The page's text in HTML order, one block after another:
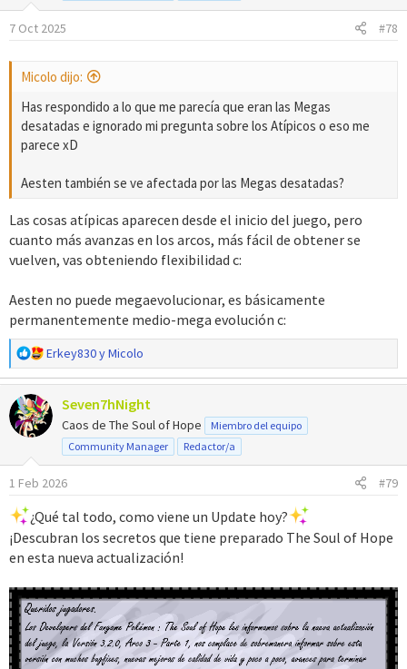
7 Oct 2025 #78
Micolo dijo:
Has respondido a lo que me parecía que eran las Megas
desatadas e ignorado mi pregunta sobre los Atípicos o eso me
parece xD
Aesten también se ve afectada por las Megas desatadas?
Las cosas atípicas aparecen desde el inicio del juego, pero
cuanto más avanzas en los arcos, más fácil de obtener se
vuelven, vas obteniendo flexibilidad c:
Aesten no puede megaevolucionar, es básicamente
permanentemente medio-mega evolución c:
R
e
a
c
c
e
:
Erkey830yMicolo
Seven7hNight
Caos de The Soul of Hope
Miembro del equipo
Community Manager
Redactor/a
1 Feb 2026 #79
¿Qué tal todo, como viene un Update hoy?
¡Descubran los secretos que tiene preparado The Soul of Hope
en esta nueva actualización!